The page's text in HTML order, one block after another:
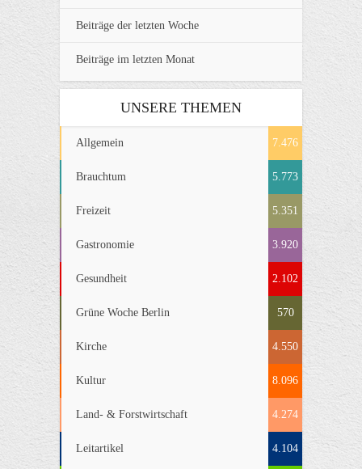
Beiträge der letzten Woche
Beiträge im letzten Monat
UNSERE THEMEN
Allgemein 7.476
Brauchtum 5.773
Freizeit 5.351
Gastronomie 3.920
Gesundheit 2.102
Grüne Woche Berlin 570
Kirche 4.550
Kultur 8.096
Land- & Forstwirtschaft 4.274
Leitartikel 4.104